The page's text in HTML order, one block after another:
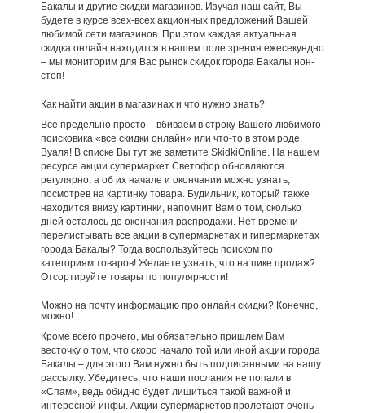
Бакалы и другие скидки магазинов. Изучая наш сайт, Вы
будете в курсе всех-всех акционных предложений Вашей
любимой сети магазинов. При этом каждая актуальная
скидка онлайн находится в нашем поле зрения ежесекундно
– мы мониторим для Вас рынок скидок города Бакалы нон-
стоп!
Как найти акции в магазинах и что нужно знать?
Все предельно просто – вбиваем в строку Вашего любимого
поисковика «все скидки онлайн» или что-то в этом роде.
Вуаля! В списке Вы тут же заметите SkidkiOnline. На нашем
ресурсе акции супермаркет Светофор обновляются
регулярно, а об их начале и окончании можно узнать,
посмотрев на картинку товара. Будильник, который также
находится внизу картинки, напомнит Вам о том, сколько
дней осталось до окончания распродажи. Нет времени
перелистывать все акции в супермаркетах и гипермаркетах
города Бакалы? Тогда воспользуйтесь поиском по
категориям товаров! Желаете узнать, что на пике продаж?
Отсортируйте товары по популярности!
Можно на почту информацию про онлайн скидки? Конечно,
можно!
Кроме всего прочего, мы обязательно пришлем Вам
весточку о том, что скоро начало той или иной акции города
Бакалы – для этого Вам нужно быть подписанными на нашу
рассылку. Убедитесь, что наши послания не попали в
«Спам», ведь обидно будет лишиться такой важной и
интересной инфы. Акции супермаркетов пролетают очень